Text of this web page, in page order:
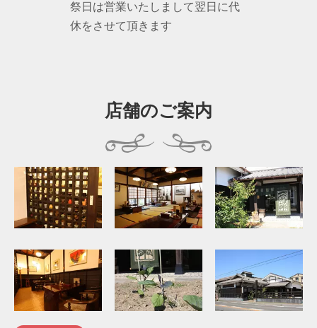
祭日は営業いたしまして翌日に代
休をさせて頂きます
店舗のご案内